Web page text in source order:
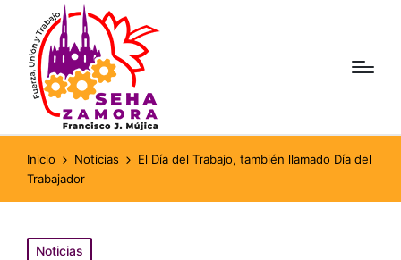
Inicio Noticias
El Día del Trabajo, también llamado Día del
Trabajador
Publicado
Noticias